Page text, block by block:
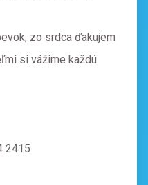
zo srdca ďakujem
si vážime každú
2415